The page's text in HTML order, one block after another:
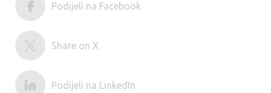
Podijeli na Facebook
Share on X
Podijeli na LinkedIn